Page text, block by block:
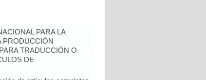
PARA LA
PRODUCCIÓN
TRADUCCIÓN O
DE